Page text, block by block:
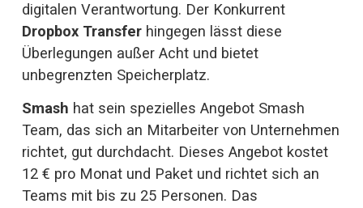
digitalen Verantwortung. Der Konkurrent
Dropbox Transfer hingegen lässt diese
Überlegungen außer Acht und bietet
unbegrenzten Speicherplatz.
Smash hat sein spezielles Angebot Smash
Team, das sich an Mitarbeiter von Unternehmen
richtet, gut durchdacht. Dieses Angebot kostet
12 € pro Monat und Paket und richtet sich an
Teams mit bis zu 25 Personen. Das